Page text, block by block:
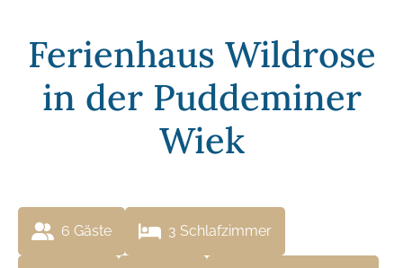
Ferienhaus Wildrose
in der Puddeminer
Wiek
6 Gäste 3 Schlafzimmer